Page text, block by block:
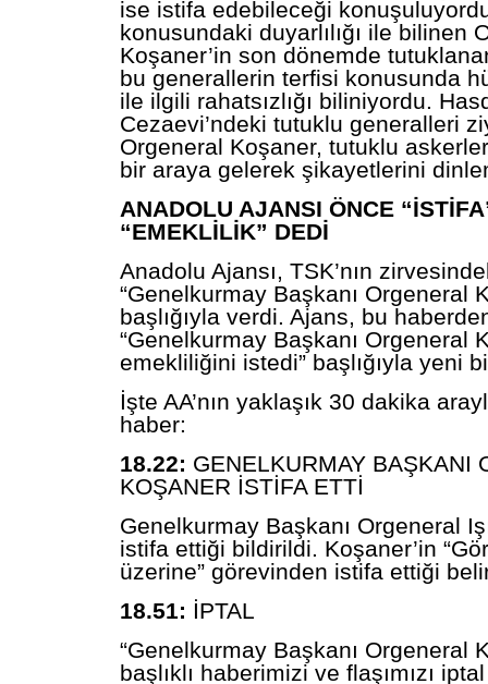
ise istifa edebileceği
konusundaki duyarlılığı ile bilinen
Koşaner’in son dönemde
bu generallerin terfisi konusunda
ile ilgili rahatsızlığı biliniyordu.
Cezaevi’ndeki tutuklu generalleri
Orgeneral Koşaner, tutuklu
bir araya gelerek şikayetlerini
ANADOLU AJANSI ÖNCE
“EMEKLİLİK” DEDİ
Anadolu Ajansı, TSK’nın
“Genelkurmay Başkanı Orgeneral
başlığıyla verdi. Ajans, bu
“Genelkurmay Başkanı Orgeneral
emekliliğini istedi” başlığıyla yeni
İşte AA’nın yaklaşık 30 dakika
haber:
18.22: GENELKURMAY BAŞKANI
KOŞANER İSTİFA ETTİ
Genelkurmay Başkanı Orgeneral
istifa ettiği bildirildi. Koşaner’in
üzerine” görevinden istifa ettiği
18.51: İPTAL
“Genelkurmay Başkanı Orgeneral
başlıklı haberimizi ve flaşımızı